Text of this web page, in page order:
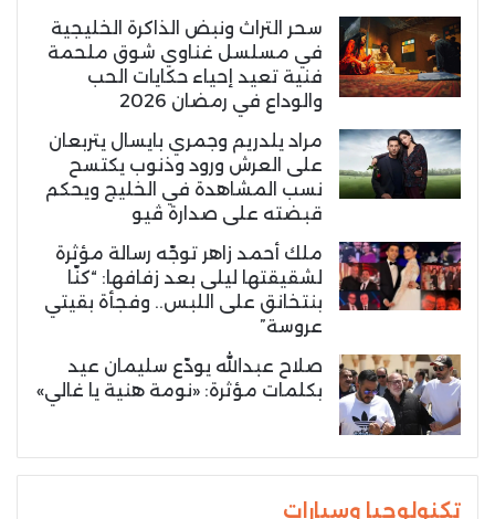
سحر التراث ونبض الذاكرة الخليجية
في مسلسل غناوي شوق ملحمة
فنية تعيد إحياء حكايات الحب
والوداع في رمضان 2026
مراد يلدريم وجمري بايسال يتربعان
على العرش ورود وذنوب يكتسح
نسب المشاهدة في الخليج ويحكم
قبضته على صدارة ڤيو
ملك أحمد زاهر توجّه رسالة مؤثرة
لشقيقتها ليلى بعد زفافها: “كنّا
بنتخانق على اللبس.. وفجأة بقيتي
عروسة”
صلاح عبدالله يودّع سليمان عيد
بكلمات مؤثرة: «نومة هنية يا غالي»
تكنولوجيا وسيارات